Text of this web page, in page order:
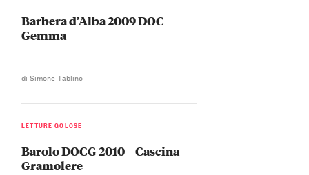
Barbera d’Alba 2009 DOC
Gemma
di Simone Tablino
LETTURE GOLOSE
Barolo DOCG 2010 – Cascina
Gramolere